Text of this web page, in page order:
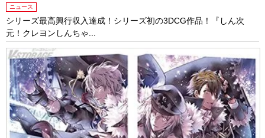
ニュース
シリーズ最高興行収入達成！シリーズ初の3DCG作品！『しん次
元！クレヨンしんちゃ...